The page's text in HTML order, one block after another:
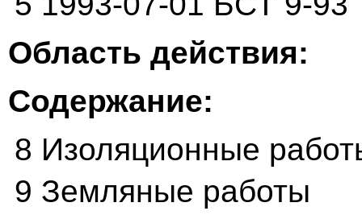
Область действия:
Содержание:
8 Изоляционные
9 Земляные работы